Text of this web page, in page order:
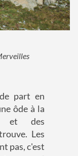
part en
ôde à la
et des
Les
pas, c'est